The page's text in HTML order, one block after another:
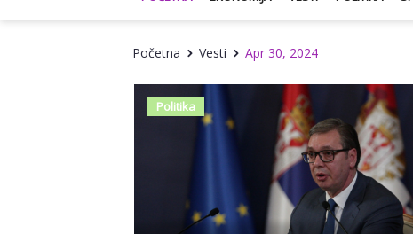
Početna Vesti Apr 30, 2024
Politika